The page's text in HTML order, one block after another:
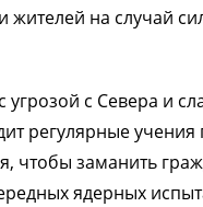
на случай
с Севера и
регулярные
чтобы заманить
ядерных